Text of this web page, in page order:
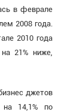
в феврале
2008 года.
2010 года
21% ниже,
джетов
на 14,1% по